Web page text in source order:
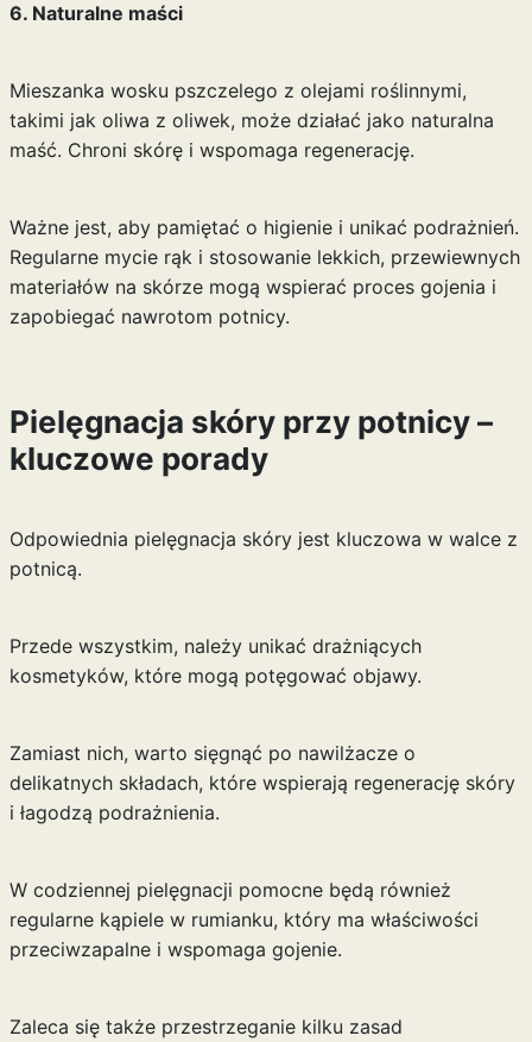
6. Naturalne maści
Mieszanka wosku pszczelego z olejami roślinnymi,
takimi jak oliwa z oliwek, może działać jako naturalna
maść. Chroni skórę i wspomaga regenerację.
Ważne jest, aby pamiętać o higienie i unikać podrażnień.
Regularne mycie rąk i stosowanie lekkich, przewiewnych
materiałów na skórze mogą wspierać proces gojenia i
zapobiegać nawrotom potnicy.
Pielęgnacja skóry przy potnicy –
kluczowe porady
Odpowiednia pielęgnacja skóry jest kluczowa w walce z
potnicą.
Przede wszystkim, należy unikać drażniących
kosmetyków, które mogą potęgować objawy.
Zamiast nich, warto sięgnąć po nawilżacze o
delikatnych składach, które wspierają regenerację skóry
i łagodzą podrażnienia.
W codziennej pielęgnacji pomocne będą również
regularne kąpiele w rumianku, który ma właściwości
przeciwzapalne i wspomaga gojenie.
Zaleca się także przestrzeganie kilku zasad